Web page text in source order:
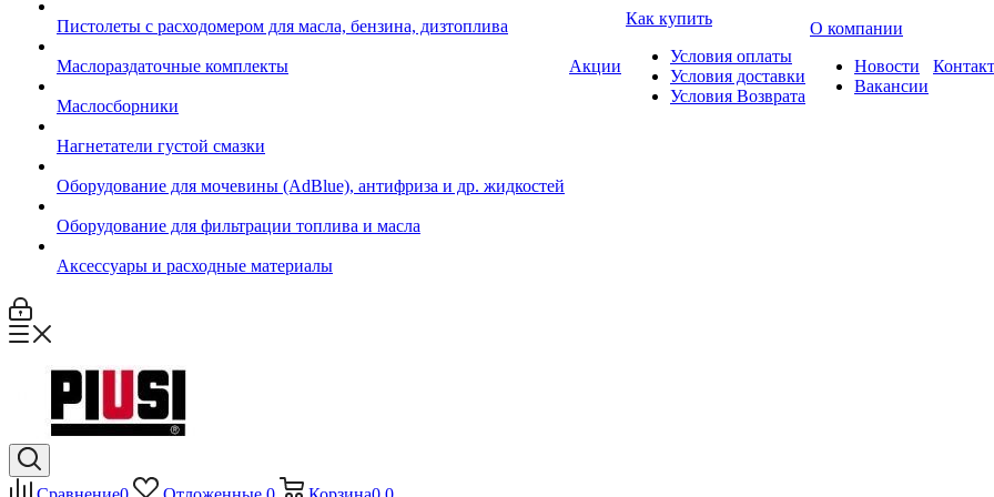
Пистолеты с расходомером для масла, бензина, дизтоплива
Маслораздаточные комплекты
Маслосборники
Нагнетатели густой смазки
Оборудование для мочевины (AdBlue), антифриза и др. жидкостей
Оборудование для фильтрации топлива и масла
Аксессуары и расходные материалы
Акции
Как купить
Условия оплаты
Условия доставки
Условия Возврата
О компании
Новости
Вакансии